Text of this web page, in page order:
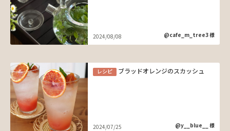
2024/08/08 @cafe_m_tree3 様
レシピ ブラッドオレンジのスカッシュ
2024/07/25 @y__blue__ 様